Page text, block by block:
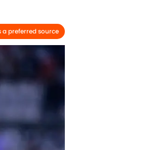
a preferred source